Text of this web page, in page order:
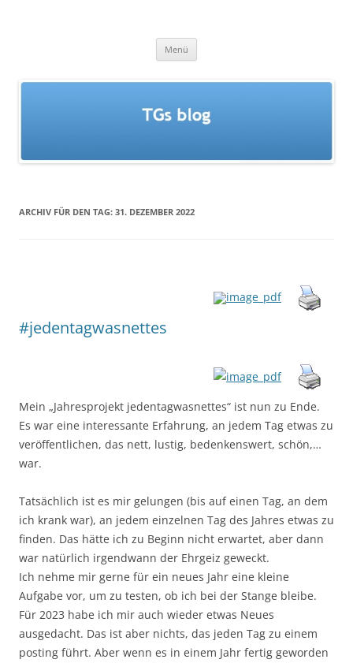
Menü
ARCHIV FÜR DEN TAG: 31. DEZEMBER 2022
#jedentagwasnettes
Mein „Jahresprojekt jedentagwasnettes“ ist nun zu Ende.
Es war eine interessante Erfahrung, an jedem Tag etwas zu
veröffentlichen, das nett, lustig, bedenkenswert, schön,…
war.
Tatsächlich ist es mir gelungen (bis auf einen Tag, an dem
ich krank war), an jedem einzelnen Tag des Jahres etwas zu
finden. Das hätte ich zu Beginn nicht erwartet, aber dann
war natürlich irgendwann der Ehrgeiz geweckt.
Ich nehme mir gerne für ein neues Jahr eine kleine
Aufgabe vor, um zu testen, ob ich bei der Stange bleibe.
Für 2023 habe ich mir auch wieder etwas Neues
ausgedacht. Das ist aber nichts, das jeden Tag zu einem
posting führt. Aber wenn es in einem Jahr fertig geworden